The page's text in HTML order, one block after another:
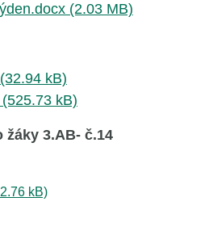
(2.03 MB)
kB)
kB)
3.AB- č.14
kB)